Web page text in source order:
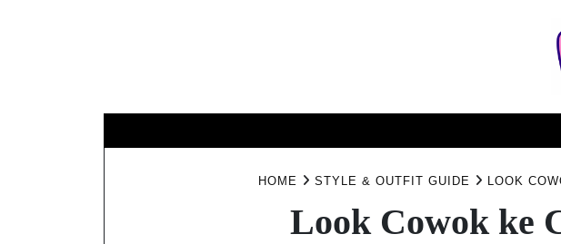
HOME STYLE & OUTFIT GUIDE LOOK
Look Cowok ke